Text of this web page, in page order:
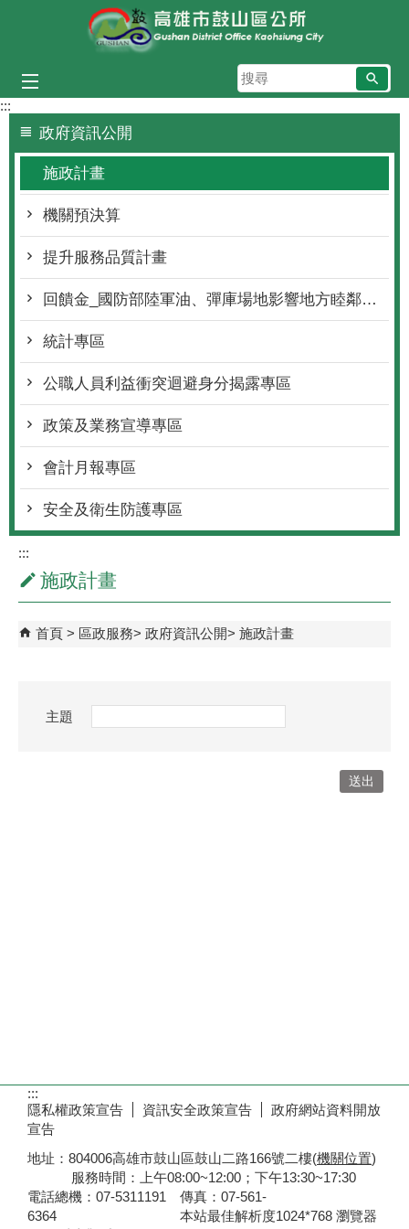
跳到主要內容區塊
搜
尋
:::
政府資訊公開
施政計畫
機關預決算
提升服務品質計畫
回饋金_國防部陸軍油、彈庫場地影響地方睦鄰捐助經費
統計專區
公職人員利益衝突迴避身分揭露專區
政策及業務宣導專區
會計月報專區
安全及衛生防護專區
:::
施政計畫
首頁 區政服務 政府資訊公開 施政計畫
主題
:::
隱私權政策宣告
資訊安全政策宣告
政府網站資料開放
宣告
地址：804006高雄市鼓山區鼓山二路166號二樓(機關位置)
服務時間：上午08:00~12:00；下午13:30~17:30
電話總機：07-5311191 傳真：07-561-
6364 本站最佳解析度1024*768 瀏覽器